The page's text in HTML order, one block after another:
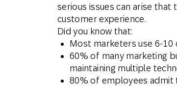
serious issues can arise
customer experience.
Did you know that:
Most marketers use 6-
60% of many marketing
maintaining multiple
80% of employees